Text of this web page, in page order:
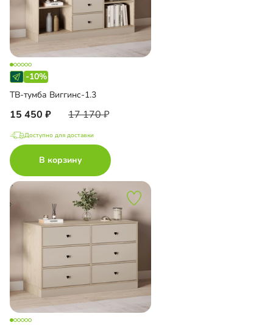
-10%
ТВ-тумба Виггинс-1.3
15 450 17 170
Доступно для доставки
В корзину